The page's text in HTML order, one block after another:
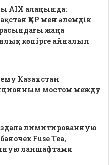
AIX алаңында:
ҚХР мен әлемдік
жаңа
көпірге айналып
Казахстан
мостом между
лимитированную
Fuse Tea,
ланшафтами